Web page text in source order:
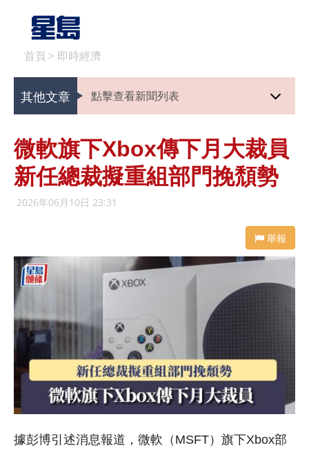
首頁 > 即時經濟
其他文章 點擊查看新聞列表
微軟旗下Xbox傳下月大裁員
新任總裁擬重組部門挽頹勢
2026年06月10日 23:31
舉報
據彭博引述消息報道，微軟（MSFT）旗下Xbox部